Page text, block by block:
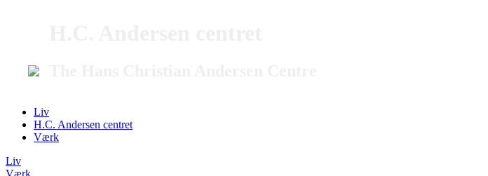
Liv
H.C. Andersen centret
Værk
Liv
Værk